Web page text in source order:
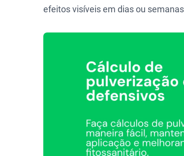
efeitos visíveis em dias ou